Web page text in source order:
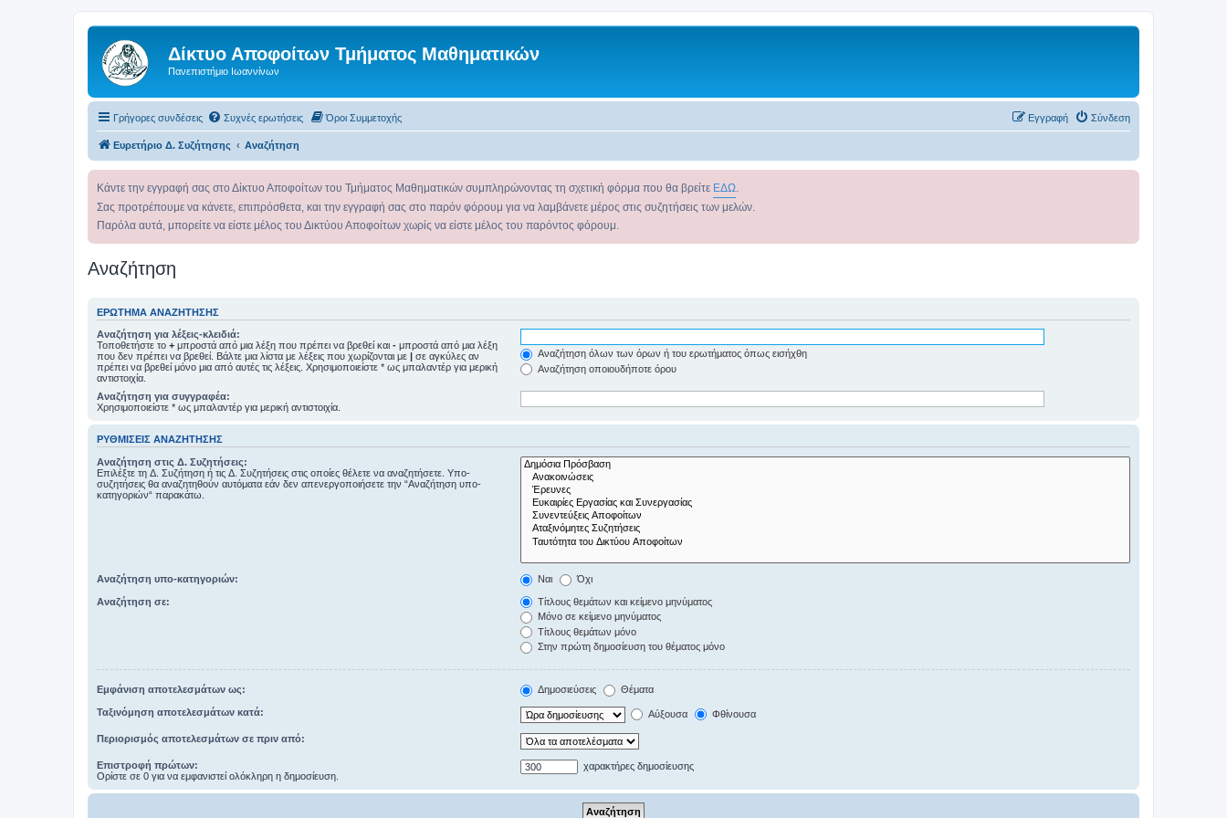
Δίκτυο Αποφοίτων Τμήματος Μαθηματικών
Πανεπιστήμιο Ιωαννίνων
Γρήγορες συνδέσεις Συχνές ερωτήσεις Όροι Συμμετοχής Σύνδεση
Εγγραφή
Ευρετήριο Δ. Συζήτησης Αναζήτηση
Κάντε την εγγραφή σας στο Δίκτυο Αποφοίτων του Τμήματος Μαθηματικών συμπληρώνοντας τη σχετική φόρμα που θα βρείτε ΕΔΩ
Σας προτρέπουμε να κάνετε, επιπρόσθετα, και την εγγραφή σας στο παρόν φόρουμ για να λαμβάνετε μέρος στις συζητήσεις των μελών.
Παρόλα αυτά, μπορείτε να είστε μέλος του Δικτύου Αποφοίτων χωρίς να είστε μέλος του παρόντος φόρουμ.
Αναζήτηση
ΕΡΏΤΗΜΑ ΑΝΑΖΉΤΗΣΗΣ
Αναζήτηση για λέξεις-κλειδιά:
Τοποθετήστε το + μπροστά από μια λέξη που πρέπει να βρεθεί και - μπροστά από μια λέξη
που δεν πρέπει να βρεθεί. Βάλτε μια λίστα με λέξεις που χωρίζονται με | σε αγκύλες αν
πρέπει να βρεθεί μόνο μια από αυτές τις λέξεις. Χρησιμοποιείστε * ως μπαλαντέρ για μερική
αντιστοιχία.
Αναζήτηση όλων των όρων ή του ερωτήματος όπως εισήχθη
Αναζήτηση οποιουδήποτε όρου
Αναζήτηση για συγγραφέα:
Χρησιμοποιείστε * ως μπαλαντέρ για μερική αντιστοιχία.
ΡΥΘΜΊΣΕΙΣ ΑΝΑΖΉΤΗΣΗΣ
Αναζήτηση στις Δ. Συζητήσεις:
Επιλέξτε τη Δ. Συζήτηση ή τις Δ. Συζητήσεις στις οποίες θέλετε να αναζητήσετε. Υπο-
συζητήσεις θα αναζητηθούν αυτόματα εάν δεν απενεργοποιήσετε την “Αναζήτηση υπο-
κατηγοριών“ παρακάτω.
Αναζήτηση υπο-κατηγοριών: Ναι Όχι
Αναζήτηση σε:
Τίτλους θεμάτων και κείμενο μηνύματος
Μόνο σε κείμενο μηνύματος
Τίτλους θεμάτων μόνο
Στην πρώτη δημοσίευση του θέματος μόνο
Εμφάνιση αποτελεσμάτων ως: Δημοσιεύσεις Θέματα
Ταξινόμηση αποτελεσμάτων κατά: Αύξουσα Φθίνουσα
Περιορισμός αποτελεσμάτων σε πριν από:
Επιστροφή πρώτων:
Ορίστε σε 0 για να εμφανιστεί ολόκληρη η δημοσίευση.
χαρακτήρες δημοσίευσης